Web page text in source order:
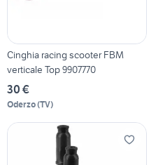
Cinghia racing scooter FBM
verticale Top 9907770
30 €
Oderzo(TV)